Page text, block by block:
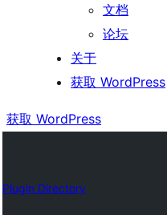
文档
论坛
关于
获取 WordPress
获取 WordPress
Plugin Directory